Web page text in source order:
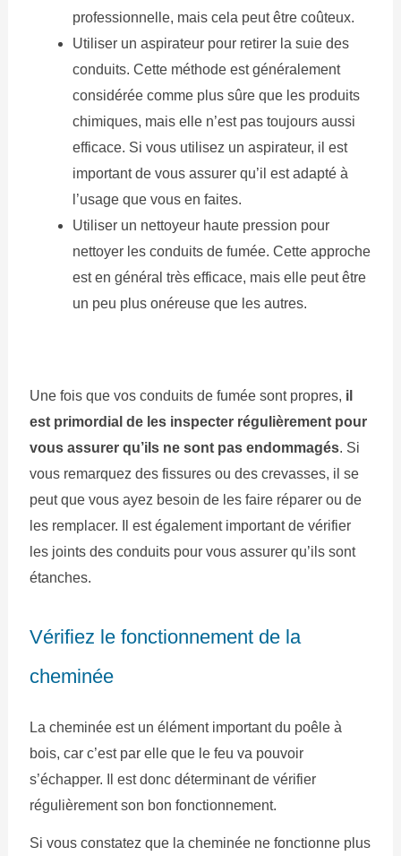
professionnelle, mais cela peut être coûteux.
Utiliser un aspirateur pour retirer la suie des
conduits. Cette méthode est généralement
considérée comme plus sûre que les produits
chimiques, mais elle n’est pas toujours aussi
efficace. Si vous utilisez un aspirateur, il est
important de vous assurer qu’il est adapté à
l’usage que vous en faites.
Utiliser un nettoyeur haute pression pour
nettoyer les conduits de fumée. Cette approche
est en général très efficace, mais elle peut être
un peu plus onéreuse que les autres.
Une fois que vos conduits de fumée sont propres, il
est primordial de les inspecter régulièrement pour
vous assurer qu’ils ne sont pas endommagés. Si
vous remarquez des fissures ou des crevasses, il se
peut que vous ayez besoin de les faire réparer ou de
les remplacer. Il est également important de vérifier
les joints des conduits pour vous assurer qu’ils sont
étanches.
Vérifiez le fonctionnement de la
cheminée
La cheminée est un élément important du poêle à
bois, car c’est par elle que le feu va pouvoir
s’échapper. Il est donc déterminant de vérifier
régulièrement son bon fonctionnement.
Si vous constatez que la cheminée ne fonctionne plus